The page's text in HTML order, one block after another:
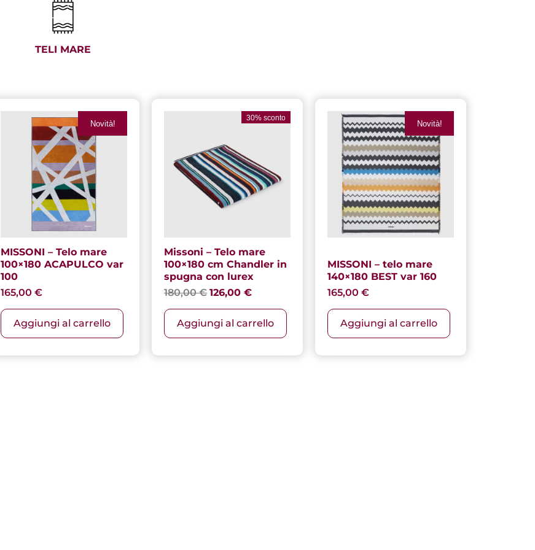
TELI MARE
Novità!
MISSONI – Telo mare
100×180 ACAPULCO var
100
165,00 €
Aggiungi al carrello
30% sconto
Missoni – Telo mare
100×180 cm Chandler in
spugna con lurex
180,00€
180,00 €.
126,00 €
prezzo
Aggiungi al carrello
Novità!
MISSONI – telo mare
140×180 BEST var 160
165,00 €
Aggiungi al carrello